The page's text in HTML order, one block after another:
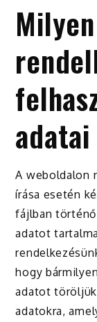
A weboldalon
írása esetén
fájlban
adatot
hogy
adatot
adatokra,